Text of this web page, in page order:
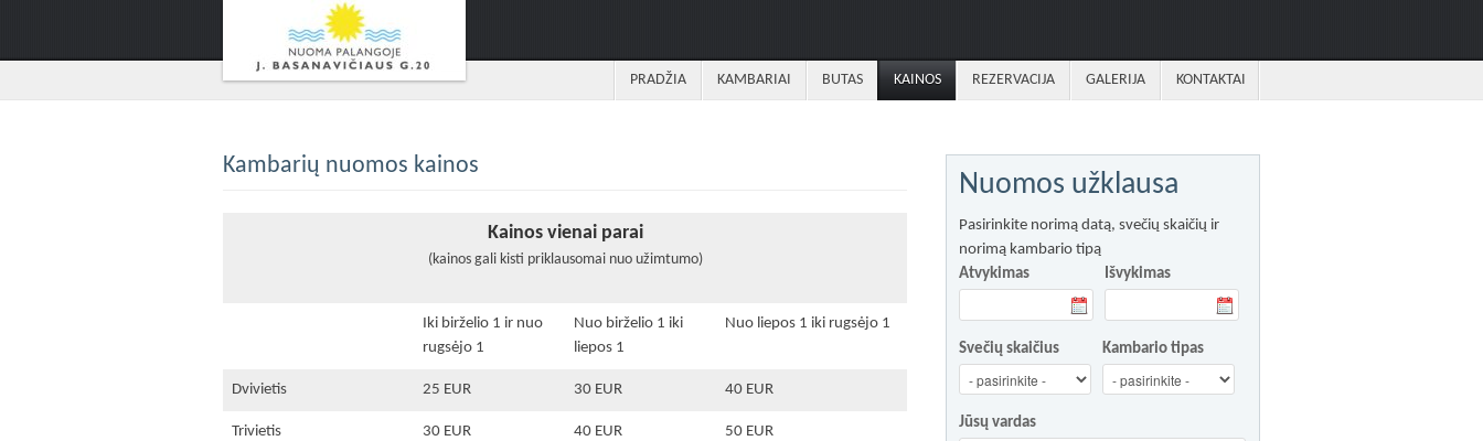
PRADŽIA KAMBARIAI BUTAS KAINOS REZERVACIJA GALERIJA KONTAKTAI
Kambarių nuomos kainos
Kainos vienai parai
(kainos gali kisti priklausomai nuo užimtumo)
Iki birželio 1 ir nuo
rugsėjo 1
Nuo birželio 1 iki
liepos 1
Nuo liepos 1 iki rugsėjo 1
Dvivietis 25 EUR 30 EUR 40 EUR
Trivietis 30 EUR 40 EUR 50 EUR
Nuomos užklausa
Pasirinkite norimą datą, svečių skaičių ir
norimą kambario tipą
Atvykimas
Išvykimas
Svečių skaičius Kambario tipas
Jūsų vardas